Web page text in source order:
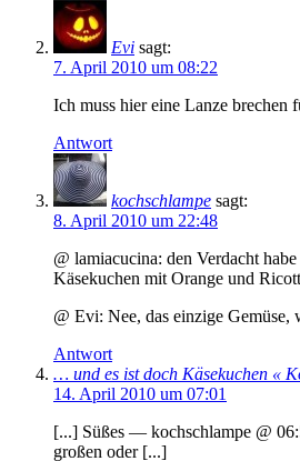
Evi sagt:
7. April 2010 um 08:22
Ich muss hier eine Lanze brechen
Antwort
kochschlampe sagt:
8. April 2010 um 22:48
@ lamiacucina: den Verdacht
Käsekuchen mit Orange und
@ Evi: Nee, das einzige
Antwort
… und es ist doch Käsekuchen «
14. April 2010 um 07:01
[...] Süßes — kochschlampe @
großen oder [...]